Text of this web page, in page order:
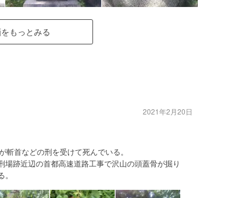
もっとみる
首などの刑を受けて死んでいる。
跡近辺の首都高速道路工事で沢山の頭蓋骨が掘り
2021年2月20日